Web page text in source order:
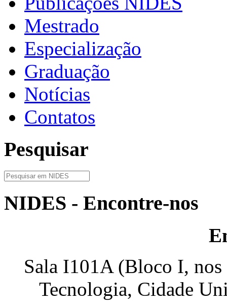
Mestrado
Especialização
Graduação
Notícias
Contatos
Pesquisar
NIDES - Encontre-nos
Sala I101A (Bloco I,
Tecnologia, Cidade